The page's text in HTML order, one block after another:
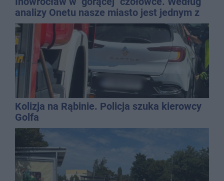
analizy Onetu nasze miasto jest jednym z
najbardziej narażonych na upały
Kolizja na Rąbinie. Policja szuka kierowcy
Golfa